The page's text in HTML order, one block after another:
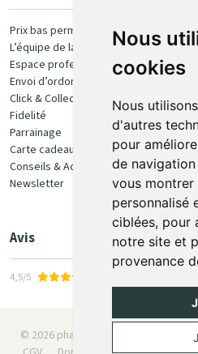
Nous
cookies
Nous
d'autres
pour
de
vous montrer
personnalisé
ciblées, pour
notre site et
provenance
Prix bas permanent
L’équipe de la pharmacie
Espace professionnel
Envoi d’ordonnance
Click & Collect
Fidelité
Parrainage
Carte cadeau
Conseils & Actualités
Newsletter
Avis
4,5/5
© 2026 pharmaone.be Tous